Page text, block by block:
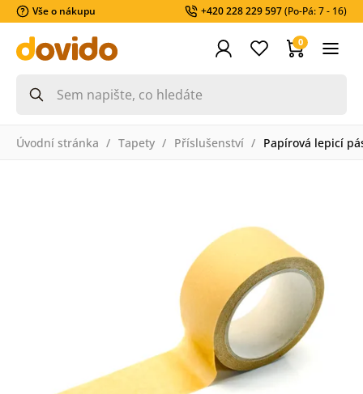
Vše o nákupu +420 228 229 597(Po-Pá: 7 - 16)
0
Úvodní stránka Tapety Příslušenství Papírová lepicí